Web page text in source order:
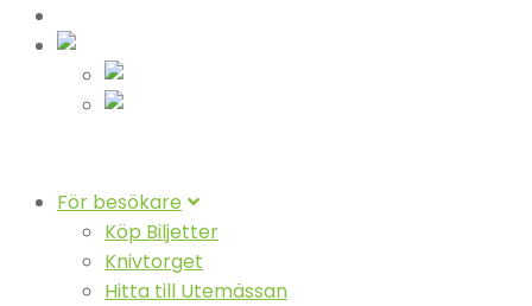
För besökare
Köp Biljetter
Knivtorget
Hitta till Utemässan